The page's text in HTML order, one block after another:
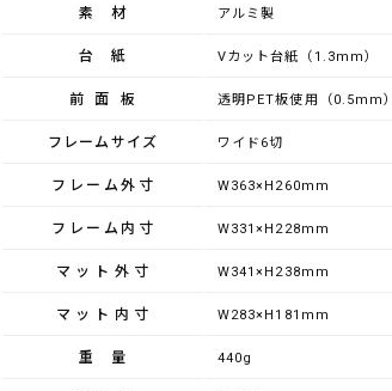
素材 アルミ製
台紙 Vカット台紙（1.3mm）
前面板 透明PET板使用（0.5mm）
フレームサイズ ワイド6切
フレーム外寸 W363×H260mm
フレーム内寸 W331×H228mm
マット外寸 W341×H238mm
マット内寸 W283×H181mm
重量 440g